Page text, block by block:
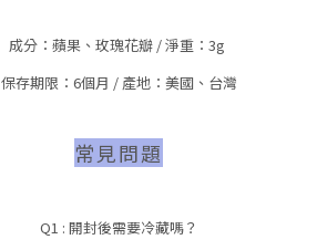
成分：蘋果、玫瑰花瓣 / 淨重：3g
保存期限：6個月 / 產地：美國、台灣
常見問題
Q1 : 開封後需要冷藏嗎？